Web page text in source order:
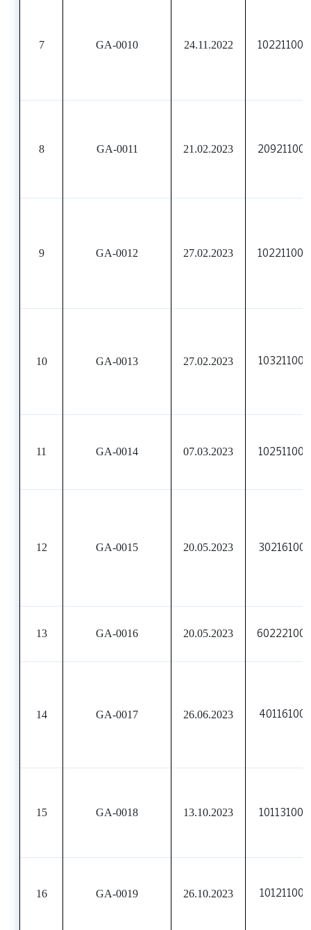
7 GA-0010 24.11.2022
8 GA-0011 21.02.2023
9 GA-0012 27.02.2023
10 GA-0013 27.02.2023
11 GA-0014 07.03.2023
12 GA-0015 20.05.2023
13 GA-0016 20.05.2023
14 GA-0017 26.06.2023
15 GA-0018 13.10.2023
16 GA-0019 26.10.2023